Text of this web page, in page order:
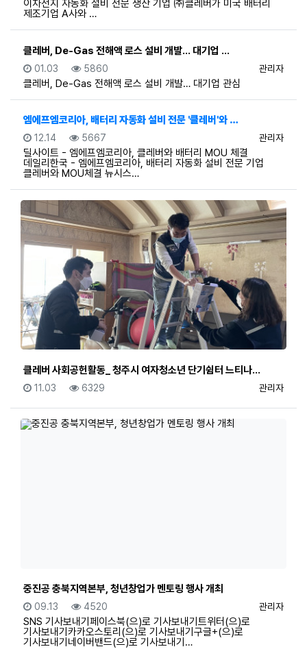
이차전지 자동화 설비 전문 생산 기업 ㈜클레버가 미국 배터리
제조기업 A사와 …
클레버, De-Gas 전해액 로스 설비 개발… 대기업 …
등록자
관리자
등록일
01.03 조회
5860
클레버, De-Gas 전해액 로스 설비 개발… 대기업 관심
엠에프엠코리아, 배터리 자동화 설비 전문 '클레버'와 …
등록자
관리자
등록일
12.14 조회
5667
딜사이트 - 엠에프엠코리아, 클레버와 배터리 MOU 체결
데일리한국 - 엠에프엠코리아, 배터리 자동화 설비 전문 기업
클레버와 MOU체결 뉴시스…
클레버 사회공헌활동_ 청주시 여자청소년 단기쉼터 느티나…
등록자
관리자
등록일
11.03 조회
6329
중진공 충북지역본부, 청년창업가 멘토링 행사 개최
등록자
관리자
등록일
09.13 조회
4520
SNS 기사보내기페이스북(으)로 기사보내기트위터(으)로
기사보내기카카오스토리(으)로 기사보내기구글+(으)로
기사보내기네이버밴드(으)로 기사보내기…